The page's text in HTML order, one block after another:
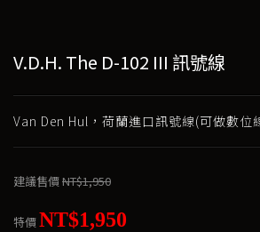
V.D.H. The D-102 III 訊號線
Van Den Hul，荷蘭進口訊號線(可做數位
建議售價NT$1,950
特價NT$1,950